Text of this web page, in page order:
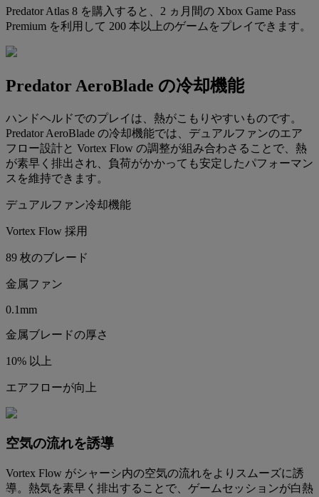
Predator Atlas 8 を購入すると、2 ヵ月間の Xbox Game Pass
Premium を利用して 200 本以上のゲームをプレイできます。
Predator AeroBlade の冷却機能
ハンドヘルドでのプレイは、熱がこもりやすいものです。
Predator AeroBlade の冷却機能では、デュアルファンのエア
フロー設計と Vortex Flow の調整が組み合わさることで、熱
が素早く排出され、負荷がかかっても安定したパフォーマン
スを維持できます。
デュアルファン冷却機能
Vortex Flow 採用
89 枚のブレード
金属ファン
0.1mm
金属ブレードの厚さ
10% 以上
エアフローが向上
空気の流れを誘導
Vortex Flow がシャーシ内の空気の流れをよりスムーズに誘
導。熱気を素早く排出することで、ゲームセッションが白熱